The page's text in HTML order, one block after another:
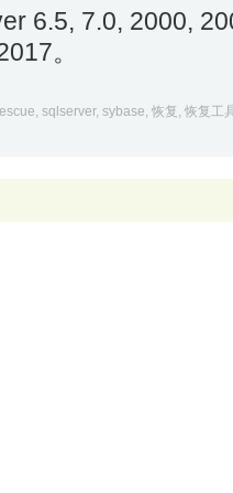
6.5, 7.0, 2000,
。
, sqlserver, sybase, 恢复 , 恢复工